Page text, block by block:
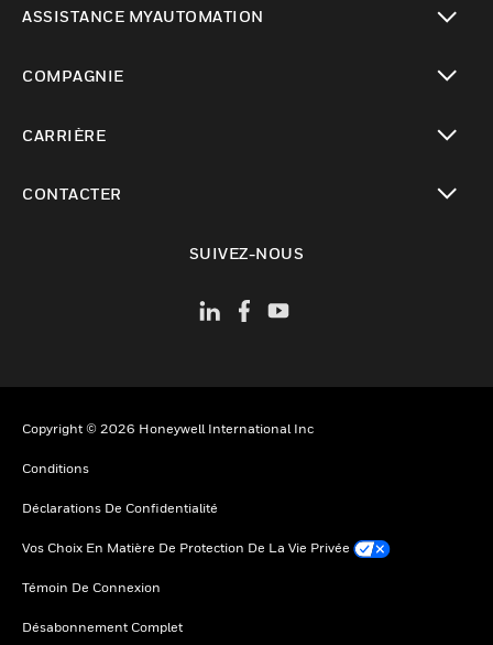
ASSISTANCE MYAUTOMATION
COMPAGNIE
CARRIÈRE
CONTACTER
SUIVEZ-NOUS
Copyright © 2026 Honeywell International Inc
Conditions
Déclarations De Confidentialité
Vos Choix En Matière De Protection De La Vie Privée
Témoin De Connexion
Désabonnement Complet